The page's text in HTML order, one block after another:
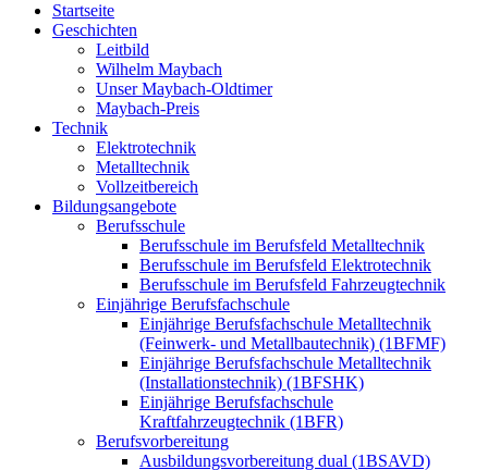
Startseite
Geschichten
Leitbild
Wilhelm Maybach
Unser Maybach-Oldtimer
Maybach-Preis
Technik
Elektrotechnik
Metalltechnik
Vollzeitbereich
Bildungsangebote
Berufsschule
Berufsschule im Berufsfeld Metalltechnik
Berufsschule im Berufsfeld Elektrotechnik
Berufsschule im Berufsfeld Fahrzeugtechnik
Einjährige Berufsfachschule
Einjährige Berufsfachschule Metalltechnik
(Feinwerk- und Metallbautechnik) (1BFMF)
Einjährige Berufsfachschule Metalltechnik
(Installationstechnik) (1BFSHK)
Einjährige Berufsfachschule
Kraftfahrzeugtechnik (1BFR)
Berufsvorbereitung
Ausbildungsvorbereitung dual (1BSAVD)